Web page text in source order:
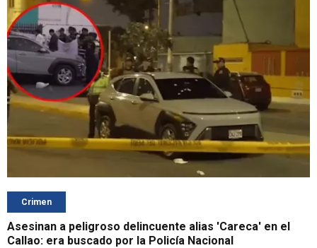
Crimen
Asesinan a peligroso delincuente alias 'Careca' en el
Callao: era buscado por la Policía Nacional